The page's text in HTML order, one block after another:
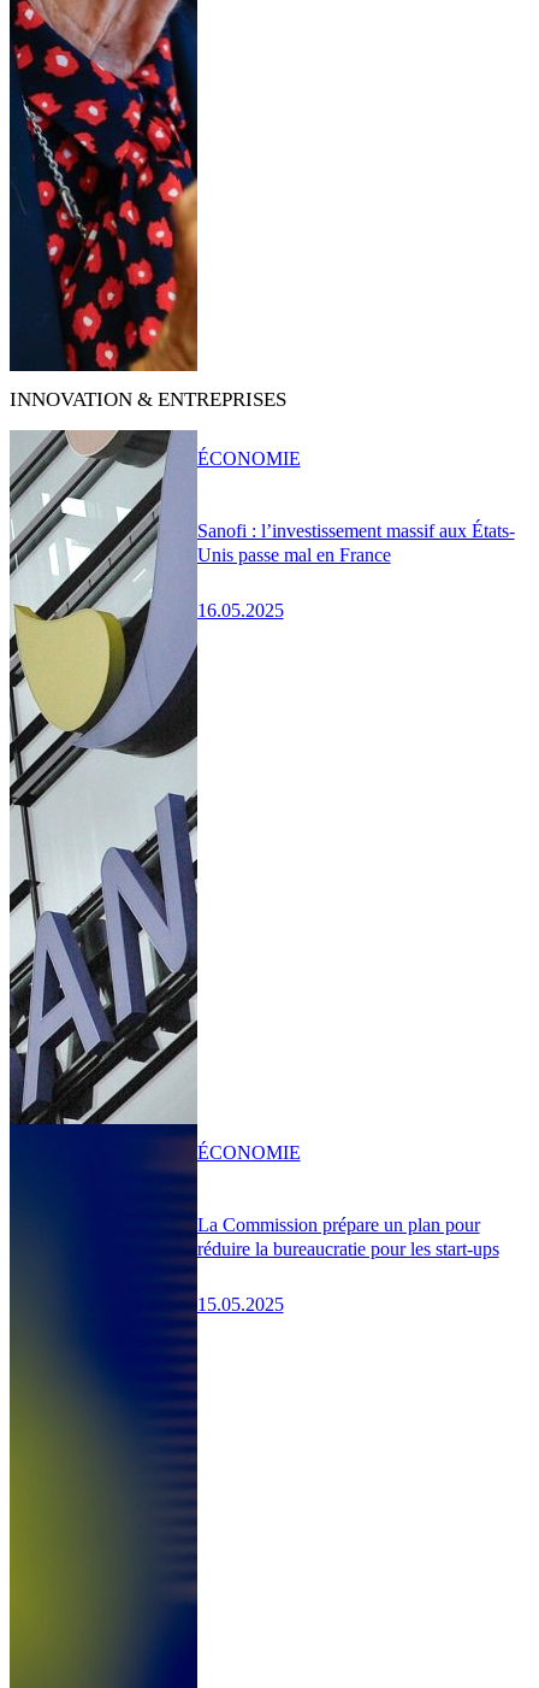
INNOVATION & ENTREPRISES
Sanofi : l’investissement massif aux États-
Unis passe mal en France
16.05.2025
ÉCONOMIE
La Commission prépare un plan pour
réduire la bureaucratie pour les start-ups
15.05.2025
ÉCONOMIE